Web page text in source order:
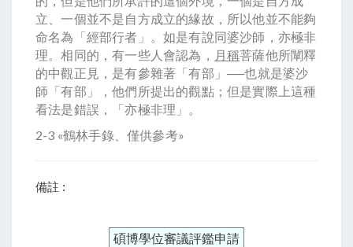
立、一個並不是自方成立的緣故，所以他並不能夠
命名為「經部行者」。如是有說同婆沙師，亦極非
理。相同的，有一些人會認為， 月稱菩薩他所闡釋
的中觀正見，是有參雜著「有部」──也就是婆沙
師「有部」，他們所提出的觀點；但是實際上這種
看法是錯誤，「亦極非理」。
2-3 «鶴林手錄、僅供參考»
備註 :
碩博學位審議評鑑申請